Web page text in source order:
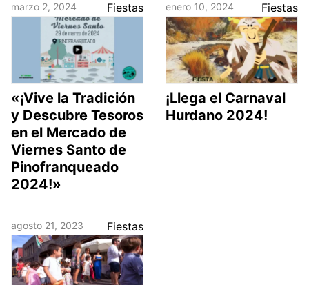
marzo 2, 2024 Fiestas
«¡Vive la Tradición
y Descubre Tesoros
en el Mercado de
Viernes Santo de
Pinofranqueado
2024!»
enero 10, 2024 Fiestas
¡Llega el Carnaval
Hurdano 2024!
agosto 21, 2023 Fiestas